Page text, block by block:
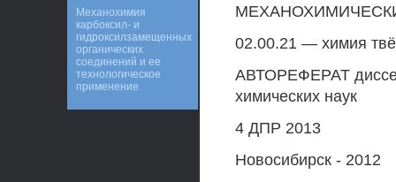
02.00.21 — химия
АВТОРЕФЕРАТ
химических наук
4 ДПР 2013
Новосибирск - 2012
Механохимия
карбоксил- и
гидроксилзамещенных
органических
соединений и ее
технологическое
применение